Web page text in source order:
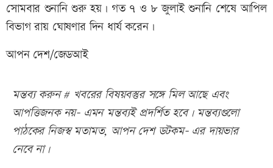
সোমবার শুনানি শুরু হয়। গত ৭ ও ৮ জুলাই শুনানি শেষে আপিল
বিভাগ রায় ঘোষণার দিন ধার্য করেন।
আপন দেশ/জেডআই
মন্তব্য করুন # খবরের বিষয়বস্তুর সঙ্গে মিল আছে এবং
আপত্তিজনক নয়- এমন মন্তব্যই প্রদর্শিত হবে। মন্তব্যগুলো
পাঠকের নিজস্ব মতামত, আপন দেশ ডটকম- এর দায়ভার
নেবে না।